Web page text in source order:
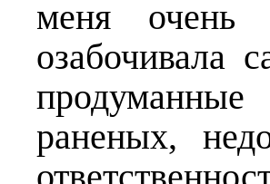
меня очень
озабочивала
раненых,